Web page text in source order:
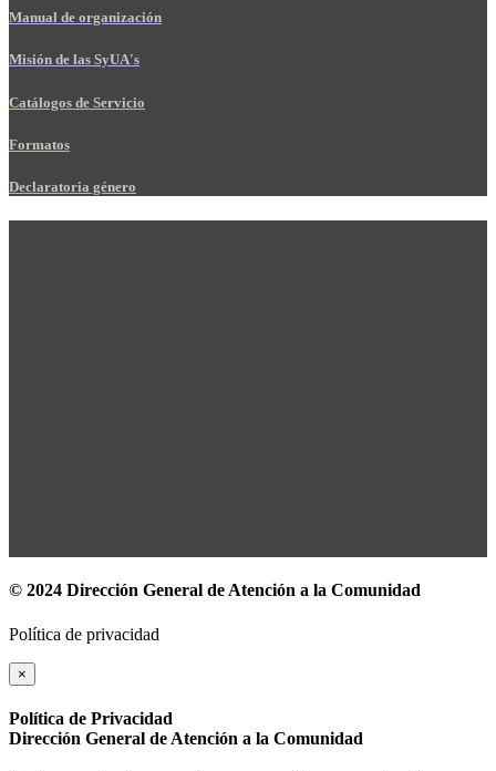
Manual de organización
Misión de las SyUA's
Catálogos de Servicio
Formatos
Declaratoria género
© 2024 Dirección General de Atención a la Comunidad
Política de privacidad
×
Política de Privacidad
Dirección General de Atención a la Comunidad